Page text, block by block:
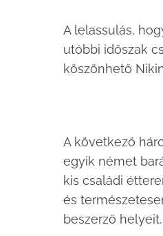
A lelassulás,
utóbbi időszak
köszönhető
A következő
egyik német
kis családi
és
beszerző helyeit.